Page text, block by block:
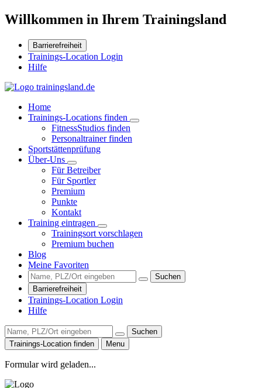
Willkommen in Ihrem Trainingsland
Barrierefreiheit
Trainings-Location Login
Hilfe
Home
Trainings-Locations finden
FitnessStudios finden
Personaltrainer finden
Sportstättenprüfung
Über-Uns
Für Betreiber
Für Sportler
Premium
Punkte
Kontakt
Training eintragen
Trainingsort vorschlagen
Premium buchen
Blog
Meine Favoriten
Suchen
Barrierefreiheit
Trainings-Location Login
Hilfe
Suchen
Trainings-Location finden
Menu
Formular wird geladen...